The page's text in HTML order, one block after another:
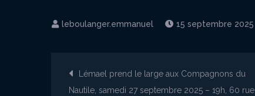
15 septembre 2025
Navigation
Lémael prend le large aux Compagnons du
Nautile, samedi 27 septembre 2025 – 19h, 60 rue